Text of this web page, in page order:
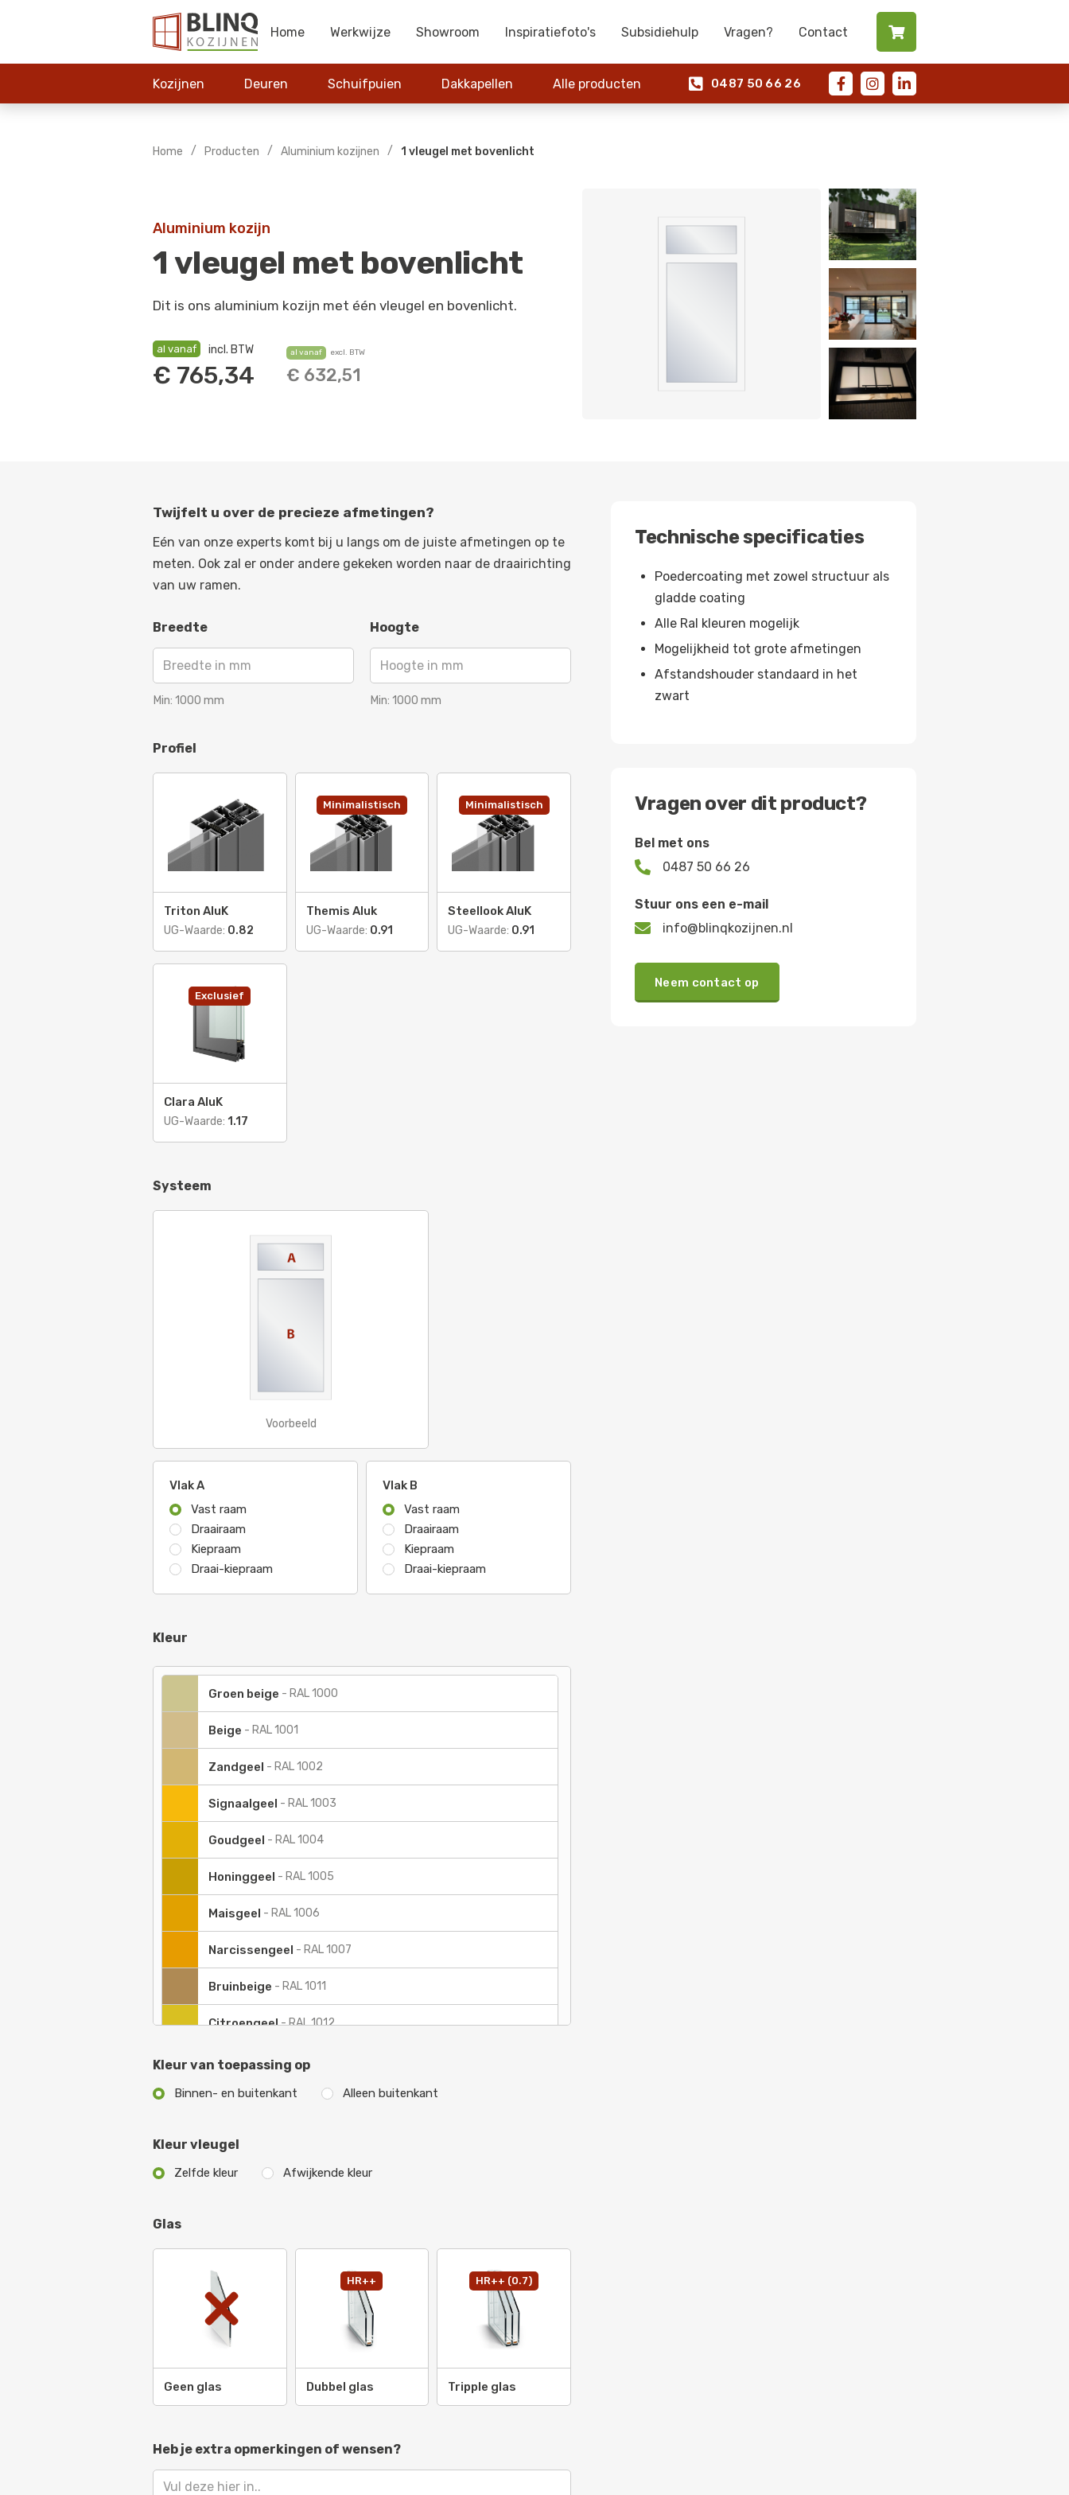
Home Werkwijze Showroom Inspiratiefoto's Subsidiehulp Vragen? Contact 
Kozijnen Deuren Schuifpuien Dakkapellen Alle producten  0487 50 66 26   
Home / Producten / Aluminium kozijnen / 1 vleugel met bovenlicht
Aluminium kozijn
1 vleugel met bovenlicht
Dit is ons aluminium kozijn met één vleugel en bovenlicht.
al vanaf incl. BTW
€ 765,34
al vanaf excl. BTW
€ 632,51
Twijfelt u over de precieze afmetingen?
Eén van onze experts komt bij u langs om de juiste afmetingen op te
meten. Ook zal er onder andere gekeken worden naar de draairichting
van uw ramen.
Breedte
Min: 1000 mm
Hoogte
Min: 1000 mm
Profiel
Triton AluK
UG-Waarde: 0.82
Minimalistisch
Themis Aluk
UG-Waarde: 0.91
Minimalistisch
Steellook AluK
UG-Waarde: 0.91
Exclusief
Clara AluK
UG-Waarde: 1.17
Systeem
Voorbeeld
Vlak A
Vast raam
Draairaam
Kiepraam
Draai-kiepraam
Vlak B
Vast raam
Draairaam
Kiepraam
Draai-kiepraam
Kleur
Groen beige - RAL 1000
Beige - RAL 1001
Zandgeel - RAL 1002
Signaalgeel - RAL 1003
Goudgeel - RAL 1004
Honinggeel - RAL 1005
Maisgeel - RAL 1006
Narcissengeel - RAL 1007
Bruinbeige - RAL 1011
Citroengeel-RAL 1012
Parelwit-RAL 1013
Ivoorkleurig-RAL 1014
Roodoranje -RAL 2001
Zuiver oranje RAL 2004
Briljant oranje RAL 2005
Licht roodoranje -RAL 2008
Kleur van toepassing op
Binnen- en buitenkant Alleen buitenkant
Kleur vleugel
Zelfde kleur Afwijkende kleur
Glas
Geen glas
HR++
Dubbel glas
HR++ (0.7)
Tripple glas
Heb je extra opmerkingen of wensen?
Technische specificaties
Poedercoating met zowel structuur als
gladde coating
Alle Ral kleuren mogelijk
Mogelijkheid tot grote afmetingen
Afstandshouder standaard in het
zwart
Vragen over dit product?
Bel met ons
 0487 50 66 26
Stuur ons een e-mail
 info@blinqkozijnen.nl
Neem contact op